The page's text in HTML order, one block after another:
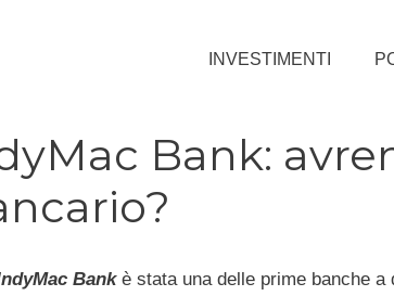
INVESTIMENTI
Bank:
Bankè stata una delle prime banche a